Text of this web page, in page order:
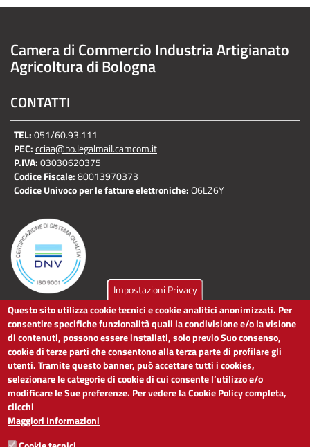
Camera di Commercio Industria Artigianato
Agricoltura di Bologna
CONTATTI
TEL:051/60.93.111
PEC:cciaa@bo.legalmail.camcom.it
P.IVA:03030620375
Codice Fiscale:80013970373
Codice Univoco per le fatture elettroniche:O6LZ6Y
LINK UTILI
Dichiarazione di accessibilità
Obiettivi di accessibilità
Segnalaci problemi di accessibilità
Note legali
Privacy
Accesso riservato
Impostazioni Privacy
Questo sito utilizza cookie tecnici e cookie analitici anonimizzati. Per
consentire specifiche funzionalità quali la condivisione e/o la visione
di contenuti, possono essere installati, solo previo Suo consenso,
cookie di terze parti che consentono alla terza parte di profilare gli
utenti. Tramite questo banner, può accettare tutti i cookies,
selezionare le categorie di cookie di cui consente l’utilizzo e/o
modificare le Sue preferenze. Per vedere la Cookie Policy completa,
clicchi
Maggiori Informazioni